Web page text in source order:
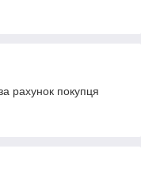
рахунок покупця